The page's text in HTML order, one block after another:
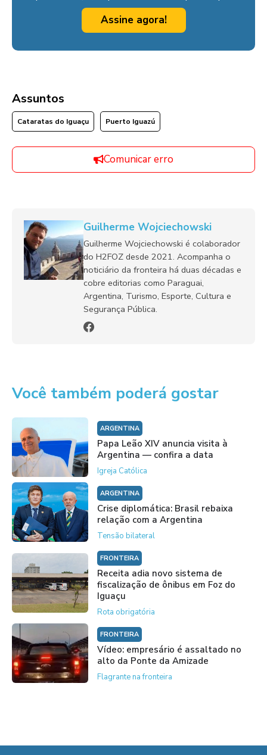
Assine agora!
Assuntos
Cataratas do Iguaçu Puerto Iguazú
Comunicar erro
Guilherme Wojciechowski
Guilherme Wojciechowski é colaborador
do H2FOZ desde 2021. Acompanha o
noticiário da fronteira há duas décadas e
cobre editorias como Paraguai,
Argentina, Turismo, Esporte, Cultura e
Segurança Pública.
Você também poderá gostar
ARGENTINA
Papa Leão XIV anuncia visita à
Argentina — confira a data
Igreja Católica
ARGENTINA
Crise diplomática: Brasil rebaixa
relação com a Argentina
Tensão bilateral
FRONTEIRA
Receita adia novo sistema de
fiscalização de ônibus em Foz do
Iguaçu
Rota obrigatória
FRONTEIRA
Vídeo: empresário é assaltado no
alto da Ponte da Amizade
Flagrante na fronteira